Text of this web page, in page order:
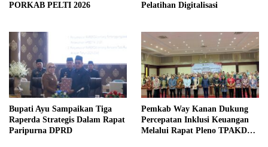
PORKAB PELTI 2026
Pelatihan Digitalisasi
Bupati Ayu Sampaikan Tiga
Raperda Strategis Dalam Rapat
Paripurna DPRD
Pemkab Way Kanan Dukung
Percepatan Inklusi Keuangan
Melalui Rapat Pleno TPAKD